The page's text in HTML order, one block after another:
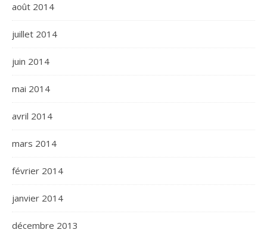
août 2014
juillet 2014
juin 2014
mai 2014
avril 2014
mars 2014
février 2014
janvier 2014
décembre 2013